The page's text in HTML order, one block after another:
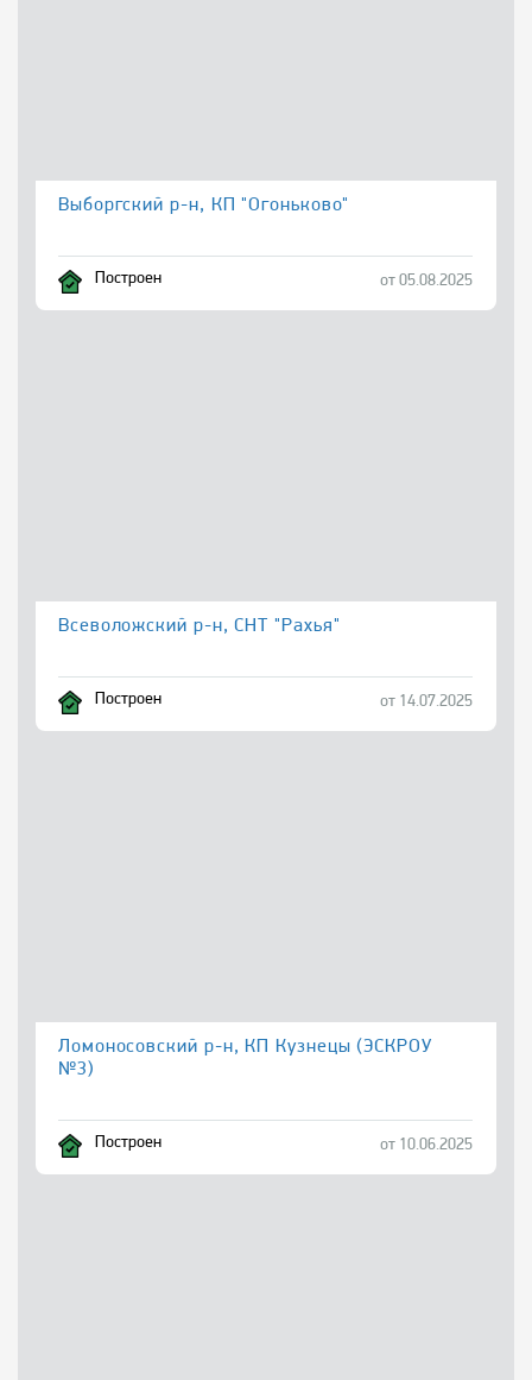
Выборгский р-н, КП "Огоньково"
Построен от 05.08.2025
Всеволожский р-н, СНТ "Рахья"
Построен от 14.07.2025
Ломоносовский р-н, КП Кузнецы (ЭСКРОУ
№3)
Построен от 10.06.2025